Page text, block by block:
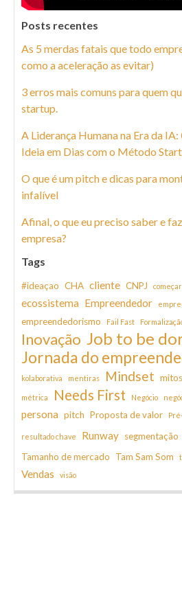
Posts recentes
As 5 merdas fatais que todo
como a aceleração as evitar)
3 erros mais comuns para quem
startup.
A Liderança Humana na Era da
Ideia em Dias com o Método
O que é um pitch e dicas para
infalível
Afinal, o que eu preciso saber e
empresa?
Tags
#ideaçao CHA cliente CNPJ começar
ecossistema Empreendedor
empreendedorismo Fail Fast
Inovação Job to be
Jornada do
kolaborativa mentiras Mindset mitos
métrica Needs First Negócio
persona pitch Proposta de valor
resultado chave Runway segmentação
Tamanho de mercado Tam Sam Som
Vendas visão